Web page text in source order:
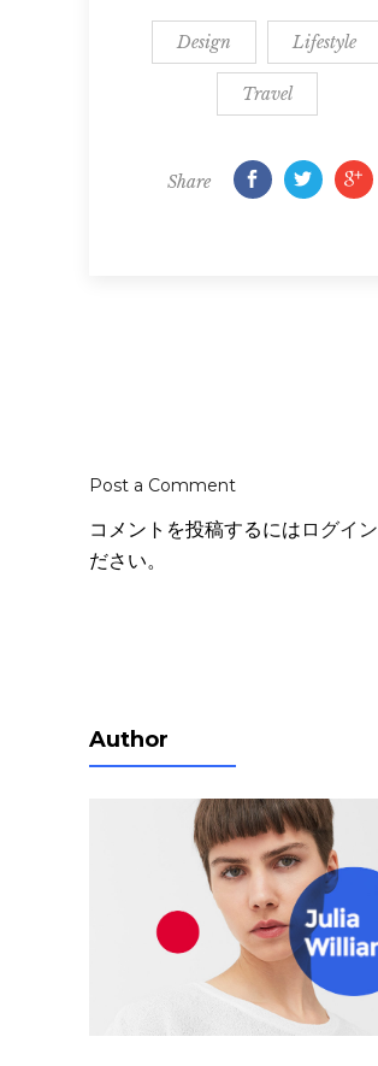
Design Lifestyle
Travel
Share
Post a Comment
コメントを投稿するには ログイン
ださい。
Author